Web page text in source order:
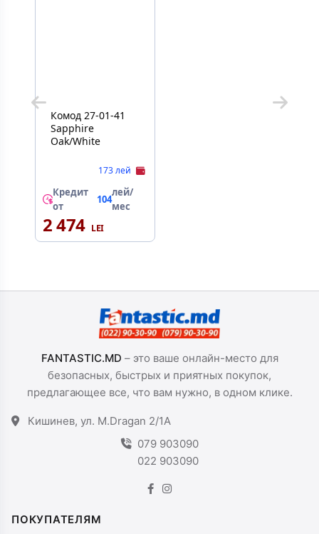
Комод 27-01-41
Sapphire
Oak/White
173 лей
Кредит
от
104
лей/
мес
2 474
FANTASTIC.MD – это ваше онлайн-место для
безопасных, быстрых и приятных покупок,
предлагающее все, что вам нужно, в одном клике.
Кишинев, ул. M.Dragan 2/1A
079 903090
022 903090
ПОКУПАТЕЛЯМ